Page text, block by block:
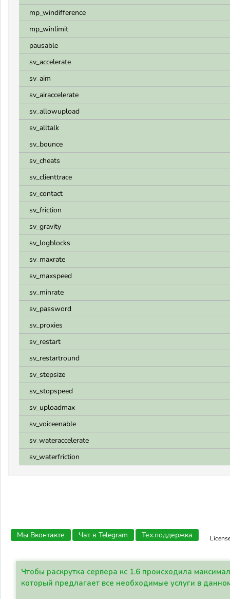
mp_windifference
mp_winlimit
pausable
sv_accelerate
sv_aim
sv_airaccelerate
sv_allowupload
sv_alltalk
sv_bounce
sv_cheats
sv_clienttrace
sv_contact
sv_friction
sv_gravity
sv_logblocks
sv_maxrate
sv_maxspeed
sv_minrate
sv_password
sv_proxies
sv_restart
sv_restartround
sv_stepsize
sv_stopspeed
sv_uploadmax
sv_voiceenable
sv_wateraccelerate
sv_waterfriction
Мы Вконтакте Чат в Telegram Тех.поддержка
Чтобы раскрутка сервера кс 1.6 происходила
который предлагает все необходимые услуги в